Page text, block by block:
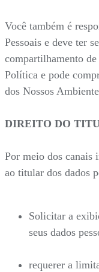
Você também é
Pessoais e deve ter
compartilhamento de
Política e pode
dos Nossos
DIREITO DO
Por meio dos canais
ao titular dos dados
Solicitar a
seus dados
requerer a